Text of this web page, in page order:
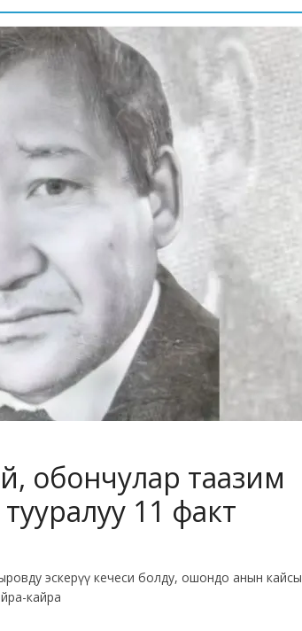
обончулар таазим
11 факт
эскерүү кечеси болду, ошондо анын кайсы
кайра